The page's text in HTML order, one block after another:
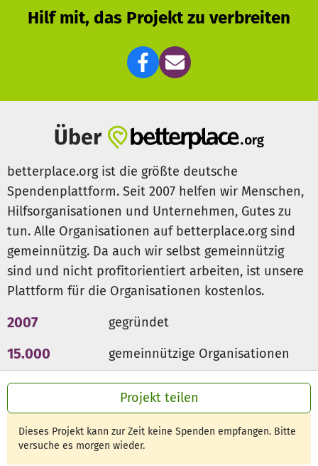
Projekt teilen
Dieses Projekt kann zur Zeit keine Spenden empfangen. Bitte
versuche es morgen wieder.
Aus diesen Gründen veranstalten die Kinderschutz-
Zentren die Sommerhochschule Kinderschutz mit dem
Ziel, den Studierenden einen realistischen Eindruck von
den Praxisanforderungen ihres zukünftigen Berufes zu
Vier Studientage, die mit Vor- und Nachbereitung 2 SWS
und 5 Credit Points entsprechen;
Expertinnen aus Wissenschaft und Praxis, die ihre
Erfahrungen im Kontext Kinderschutz in die Veranstaltung
einbringen;
Eine praxisorientierte Veranstaltung die sich in
besonderer Weise der Verbindung von Theorie und Praxis
verpflichtet sieht, indem Wissenschaftler(innen) und
Praktiker(innen) an die Hochschule eingeladen werden
und den Studierenden der Besuch von
Praxiseinrichtungen in Berlin ermöglicht wird;
Gezielte Möglichkeiten zum Austausch für Studierende,
die sich im Rahmen von Seminaren, Bachelor- oder
Masterarbeiten mit Fragen des Kinderschutzes
Ein Gespräch mit der Senatorin für Bildung, Jugend und
Hilf mit, das Projekt zu verbreiten
Über
betterplace.org ist die größte deutsche
Spendenplattform. Seit 2007 helfen wir Menschen,
Hilfsorganisationen und Unternehmen, Gutes zu
tun. Alle Organisationen auf betterplace.org sind
gemeinnützig. Da auch wir selbst gemeinnützig
sind und nicht profitorientiert arbeiten, ist unsere
Plattform für die Organisationen kostenlos.
2007 gegründet
15.000 gemeinnützige Organisationen
300 Mio € für den guten Zweck